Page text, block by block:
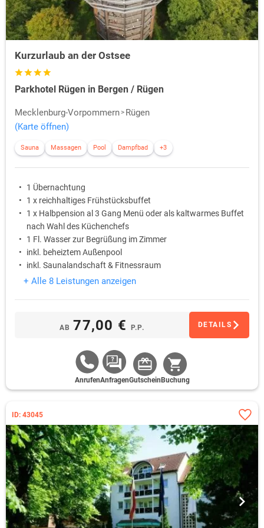
Kurzurlaub an der Ostsee
Parkhotel Rügen in Bergen / Rügen
Mecklenburg-Vorpommern
Rügen
(Karte öffnen)
Sauna Massagen Pool Dampfbad +3
1 Übernachtung
1 x reichhaltiges Frühstücksbuffet
1 x Halbpension al 3 Gang Menü oder als kaltwarmes Buffet
nach Wahl des Küchenchefs
1 Fl. Wasser zur Begrüßung im Zimmer
inkl. beheiztem Außenpool
inkl. Saunalandschaft & Fitnessraum
+ Alle 8 Leistungen anzeigen
AB 77,00 € P.P. DETAILS
AnrufenAnfragenGutschein Buchung
ID: 43045